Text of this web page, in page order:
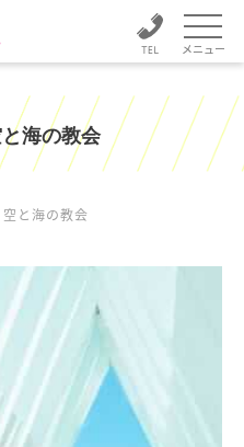
メニュー
海の教会
と海の教会